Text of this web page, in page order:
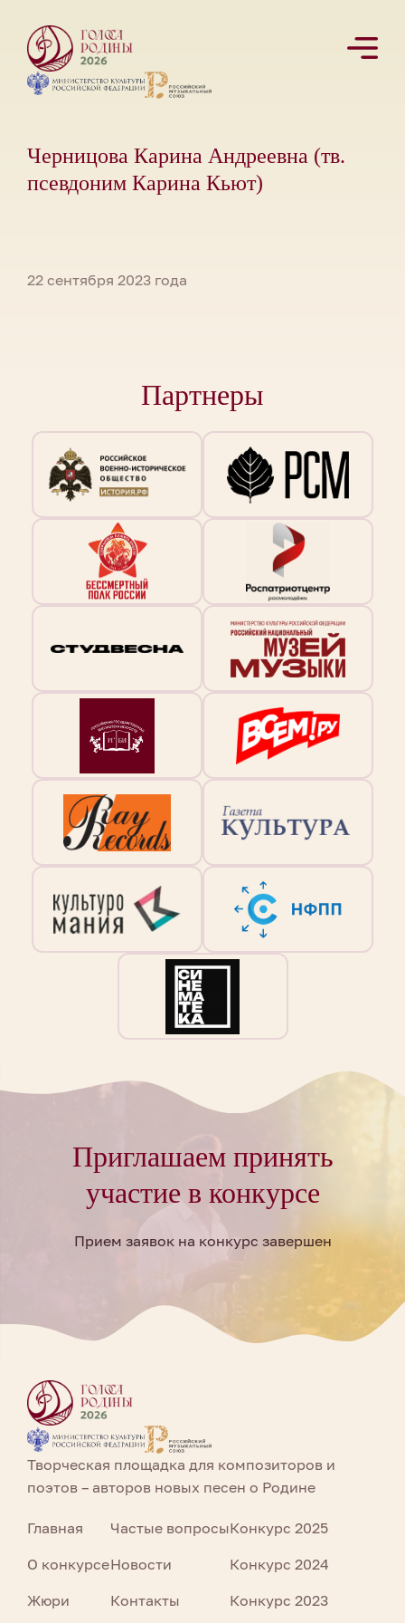
Черницова Карина Андреевна (тв.
псевдоним Карина Кьют)
22 сентября 2023 года
Партнеры
Приглашаем принять
участие в конкурсе
Прием заявок на конкурс завершен
Творческая площадка для композиторов и
поэтов – авторов новых песен о Родине
Главная
О конкурсе
Жюри
Частые вопросы
Новости
Контакты
Конкурс 2025
Конкурс 2024
Конкурс 2023